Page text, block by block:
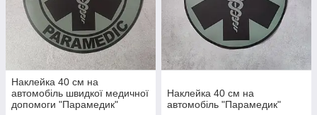
Наклейка 40 см на
автомобіль швидкої медичної
допомоги "Парамедик"
Наклейка 40 см на
автомобіль "Парамедик"